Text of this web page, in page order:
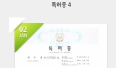
특허증 4
02
JAN
357